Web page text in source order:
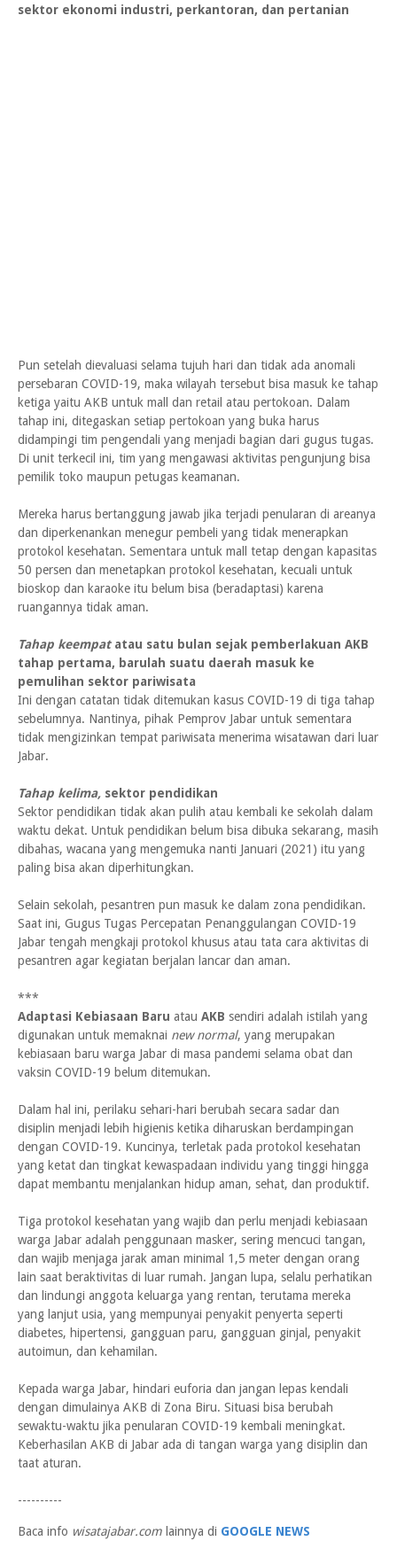
sektor ekonomi industri, perkantoran, dan pertanian
Pun setelah dievaluasi selama tujuh hari dan tidak ada anomali
persebaran COVID-19, maka wilayah tersebut bisa masuk ke tahap
ketiga yaitu AKB untuk mall dan retail atau pertokoan. Dalam
tahap ini, ditegaskan setiap pertokoan yang buka harus
didampingi tim pengendali yang menjadi bagian dari gugus tugas.
Di unit terkecil ini, tim yang mengawasi aktivitas pengunjung bisa
pemilik toko maupun petugas keamanan.
Mereka harus bertanggung jawab jika terjadi penularan di areanya
dan diperkenankan menegur pembeli yang tidak menerapkan
protokol kesehatan. Sementara untuk mall tetap dengan kapasitas
50 persen dan menetapkan protokol kesehatan, kecuali untuk
bioskop dan karaoke itu belum bisa (beradaptasi) karena
ruangannya tidak aman.
Tahap keempat atau satu bulan sejak pemberlakuan AKB
tahap pertama, barulah suatu daerah masuk ke
pemulihan sektor pariwisata
Ini dengan catatan tidak ditemukan kasus COVID-19 di tiga tahap
sebelumnya. Nantinya, pihak Pemprov Jabar untuk sementara
tidak mengizinkan tempat pariwisata menerima wisatawan dari luar
Jabar.
Tahap kelima, sektor pendidikan
Sektor pendidikan tidak akan pulih atau kembali ke sekolah dalam
waktu dekat. Untuk pendidikan belum bisa dibuka sekarang, masih
dibahas, wacana yang mengemuka nanti Januari (2021) itu yang
paling bisa akan diperhitungkan.
Selain sekolah, pesantren pun masuk ke dalam zona pendidikan.
Saat ini, Gugus Tugas Percepatan Penanggulangan COVID-19
Jabar tengah mengkaji protokol khusus atau tata cara aktivitas di
pesantren agar kegiatan berjalan lancar dan aman.
***
Adaptasi Kebiasaan Baru atau AKB sendiri adalah istilah yang
digunakan untuk memaknai new normal, yang merupakan
kebiasaan baru warga Jabar di masa pandemi selama obat dan
vaksin COVID-19 belum ditemukan.
Dalam hal ini, perilaku sehari-hari berubah secara sadar dan
disiplin menjadi lebih higienis ketika diharuskan berdampingan
dengan COVID-19. Kuncinya, terletak pada protokol kesehatan
yang ketat dan tingkat kewaspadaan individu yang tinggi hingga
dapat membantu menjalankan hidup aman, sehat, dan produktif.
Tiga protokol kesehatan yang wajib dan perlu menjadi kebiasaan
warga Jabar adalah penggunaan masker, sering mencuci tangan,
dan wajib menjaga jarak aman minimal 1,5 meter dengan orang
lain saat beraktivitas di luar rumah. Jangan lupa, selalu perhatikan
dan lindungi anggota keluarga yang rentan, terutama mereka
yang lanjut usia, yang mempunyai penyakit penyerta seperti
diabetes, hipertensi, gangguan paru, gangguan ginjal, penyakit
autoimun, dan kehamilan.
Kepada warga Jabar, hindari euforia dan jangan lepas kendali
dengan dimulainya AKB di Zona Biru. Situasi bisa berubah
sewaktu-waktu jika penularan COVID-19 kembali meningkat.
Keberhasilan AKB di Jabar ada di tangan warga yang disiplin dan
taat aturan.
----------
Baca info wisatajabar.com lainnya di GOOGLE NEWS